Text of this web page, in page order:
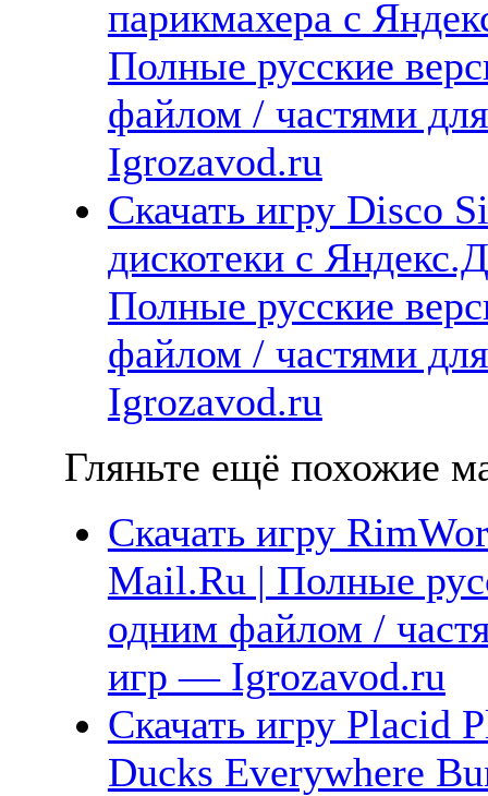
парикмахера с
Полные русские
файлом / частями
Igrozavod.ru
Скачать игру Disco
дискотеки с
Полные русские
файлом / частями
Igrozavod.ru
Гляньте ещё похожие
Скачать игру
Mail.Ru | Полные
одним файлом /
игр — Igrozavod.ru
Скачать игру Placid
Ducks Everywhere